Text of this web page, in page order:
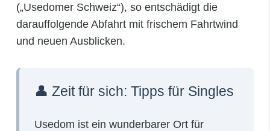
(„Usedomer Schweiz“), so entschädigt die
darauffolgende Abfahrt mit frischem Fahrtwind
und neuen Ausblicken.
👤 Zeit für sich: Tipps für Singles
Usedom ist ein wunderbarer Ort für